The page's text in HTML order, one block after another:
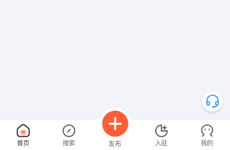
首页 搜索 发布 入驻 我的